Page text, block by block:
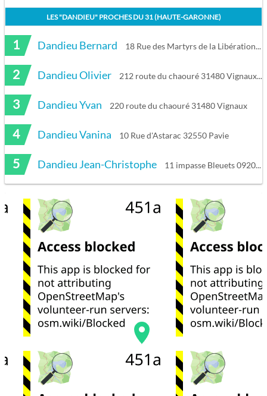
LES "DANDIEU" PROCHES DU31 (HAUTE-GARONNE)
1 Dandieu Bernard 18 Rue des Martyrs de la Libération 31400 Toulouse
2 Dandieu Olivier 212 route du chaouré 31480 Vignaux
3 Dandieu Yvan 220 route du chaouré 31480 Vignaux
4 Dandieu Vanina 10 Rue d'Astarac 32550 Pavie
5 Dandieu Jean-Christophe 11 impasse Bleuets 09200 Saint Girons